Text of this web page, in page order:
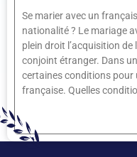
Se marier avec un
nationalité ? Le mariage
plein droit l’acquisition
conjoint étranger. Dans
certaines conditions pour
française. Quelles